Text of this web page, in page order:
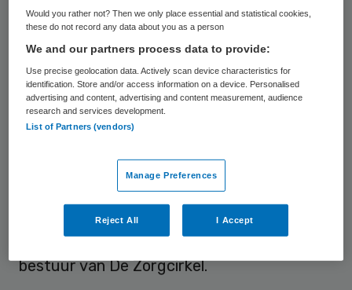
bestuur van Laurens, aanbieder van
organisatie voor ouderenzorg (thuiszorg,
dagbesteding, revalidatie, verpleeghuiszorg
en palliatieve zorg) in Rotterdam.
Buijs is tevens lid van de raad van toezicht
bij Rivas Zorggroep en Santé Partners en lid
van de programmacommissie van de Care
Summit.
Eerder was Buijs voorzitter van de raad van
bestuur van De Zorgcirkel.
Would you rather not? Then we only place essential and statistical cookies,
these do not record any data about you as a person
We and our partners process data to provide:
Use precise geolocation data. Actively scan device characteristics for
identification. Store and/or access information on a device. Personalised
advertising and content, advertising and content measurement, audience
research and services development.
List of Partners (vendors)
Manage Preferences
Reject All I Accept